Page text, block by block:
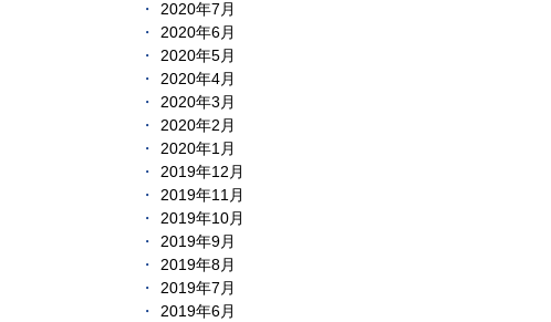
2020年7月
2020年6月
2020年5月
2020年4月
2020年3月
2020年2月
2020年1月
2019年12月
2019年11月
2019年10月
2019年9月
2019年8月
2019年7月
2019年6月